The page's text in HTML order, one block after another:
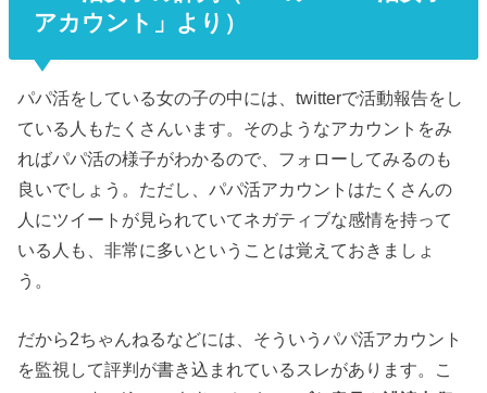
アカウント」より）
パパ活をしている女の子の中には、twitterで活動報告をし
ている人もたくさんいます。そのようなアカウントをみ
ればパパ活の様子がわかるので、フォローしてみるのも
良いでしょう。ただし、パパ活アカウントはたくさんの
人にツイートが見られていてネガティブな感情を持って
いる人も、非常に多いということは覚えておきましょ
う。
だから2ちゃんねるなどには、そういうパパ活アカウント
を監視して評判が書き込まれているスレがあります。こ